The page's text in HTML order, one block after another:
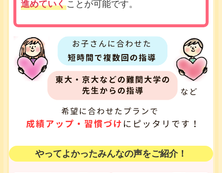
進めていくことが可能です。
やってよかったみんなの声をご紹介！